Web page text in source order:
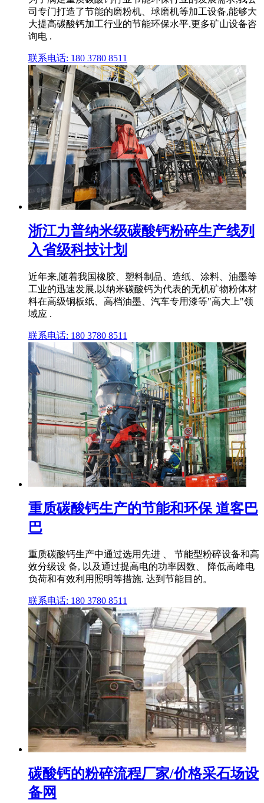
司专门打造了节能的磨粉机、球磨机等加工设备,能够大
大提高碳酸钙加工行业的节能环保水平,更多矿山设备咨
询电 .
联系电话: 180 3780 8511
浙江力普纳米级碳酸钙粉碎生产线列
入省级科技计划
近年来,随着我国橡胶、塑料制品、造纸、涂料、油墨等
工业的迅速发展,以纳米碳酸钙为代表的无机矿物粉体材
料在高级铜板纸、高档油墨、汽车专用漆等"高大上"领
域应 .
联系电话: 180 3780 8511
重质碳酸钙生产的节能和环保 道客巴
巴
重质碳酸钙生产中通过选用先进 、 节能型粉碎设备和高
效分级设 备, 以及通过提高电的功率因数、 降低高峰电
负荷和有效利用照明等措施, 达到节能目的。
联系电话: 180 3780 8511
碳酸钙的粉碎流程厂家/价格采石场设
备网